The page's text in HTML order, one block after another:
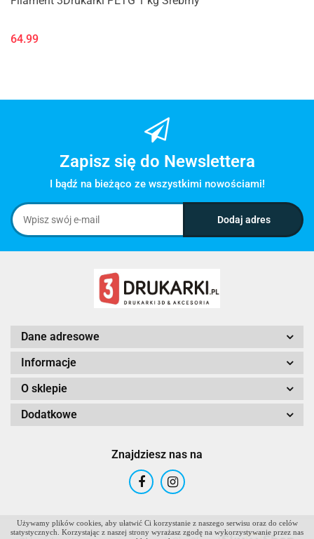
Używamy plików cookies, aby ułatwić Ci korzystanie z naszego serwisu oraz do celów
statystycznych. Korzystając z naszej strony wyrażasz zgodę na wykorzystywanie przez nas
64.99
Zapisz się do Newslettera
I bądź na bieżąco ze wszystkimi nowościami!
Dane adresowe
Informacje
O sklepie
Dodatkowe
Znajdziesz nas na